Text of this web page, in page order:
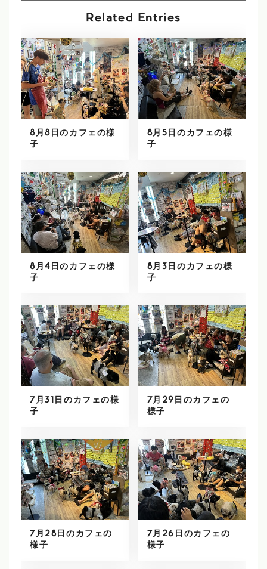
Related Entries
8月8日のカフェの様
子
8月5日のカフェの様
子
8月4日のカフェの様
子
8月3日のカフェの様
子
7月31日のカフェの様
子
7月29日のカフェの
様子
7月28日のカフェの
様子
7月26日のカフェの
様子